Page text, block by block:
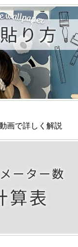
画で詳しく解説